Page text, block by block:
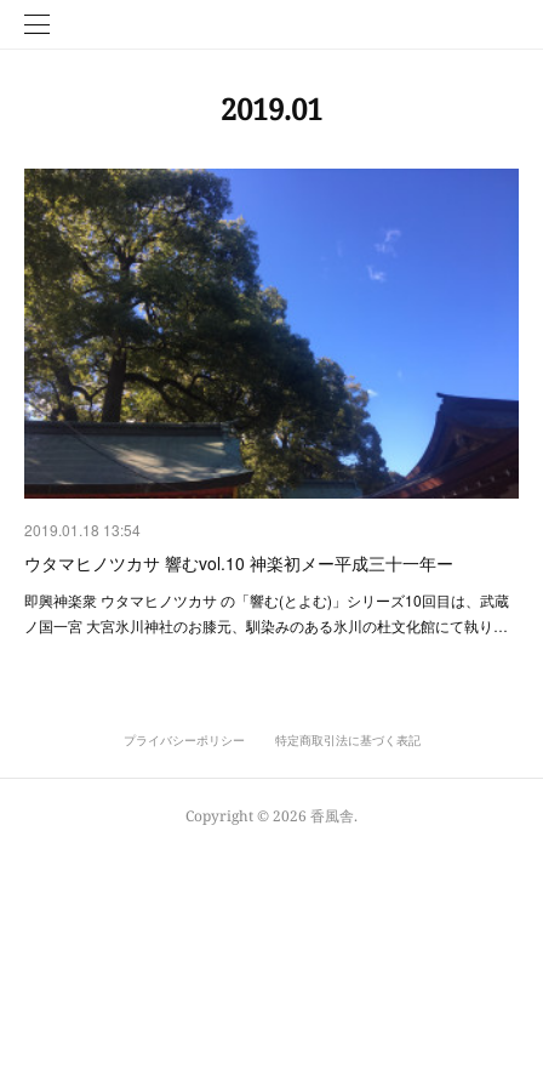
2019.01
2019.01.18 13:54
ウタマヒノツカサ 響むvol.10 神楽初メー平成三十一年ー
即興神楽衆 ウタマヒノツカサ の「響む(とよむ)」シリーズ10回目は、武蔵
ノ国一宮 大宮氷川神社のお膝元、馴染みのある氷川の杜文化館にて執り…
プライバシーポリシー 特定商取引法に基づく表記
Copyright ©2026 香風舎.